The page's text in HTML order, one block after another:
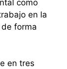
como
en la
forma
en tres